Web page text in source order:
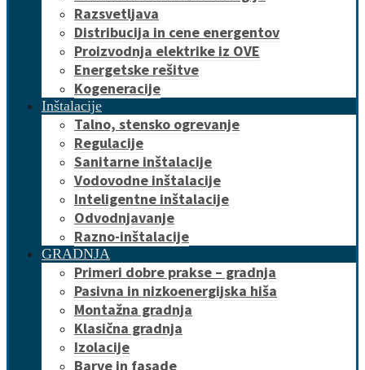
Razsvetljava
Distribucija in cene energentov
Proizvodnja elektrike iz OVE
Energetske rešitve
Kogeneracije
Inštalacije
Talno, stensko ogrevanje
Regulacije
Sanitarne inštalacije
Vodovodne inštalacije
Inteligentne inštalacije
Odvodnjavanje
Razno-inštalacije
GRADNJA
Primeri dobre prakse – gradnja
Pasivna in nizkoenergijska hiša
Montažna gradnja
Klasična gradnja
Izolacije
Barve in fasade